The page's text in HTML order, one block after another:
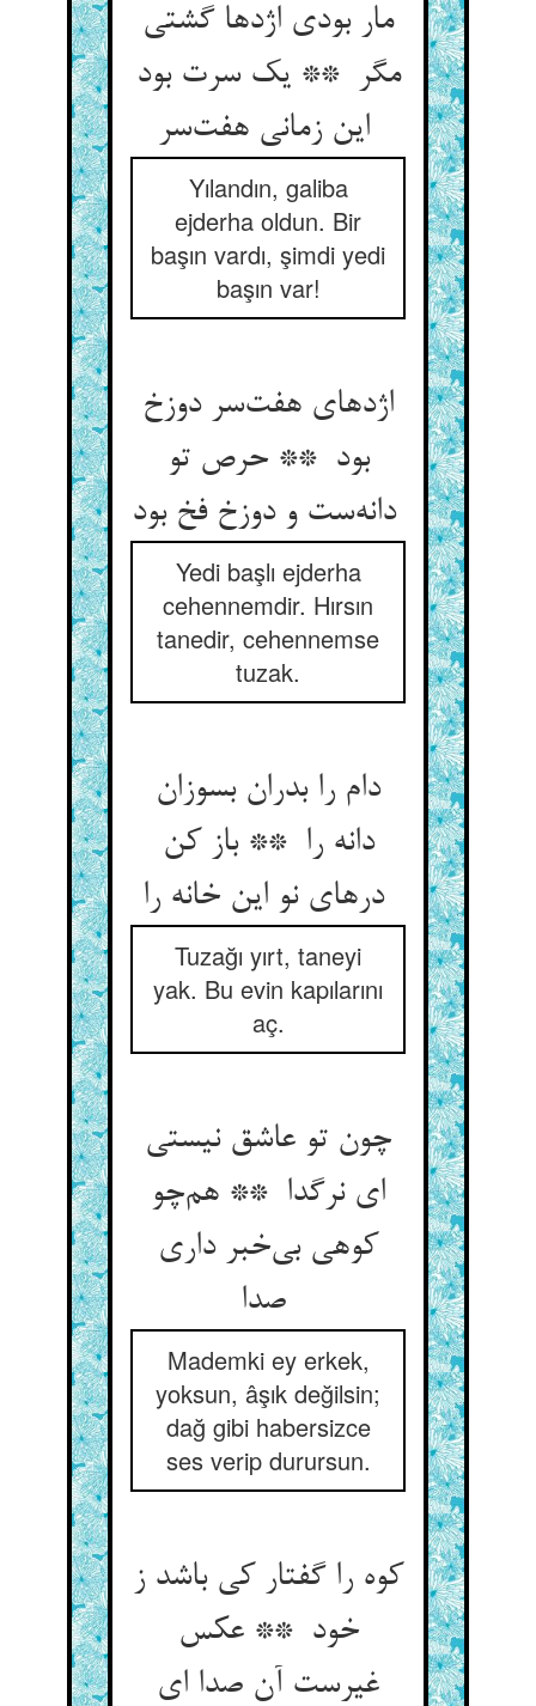
مار بودی اژدها گشتی
مگر ** یک سرت بود
این زمانی هفت‌سر
Yılandın, galiba
ejderha oldun. Bir
başın vardı, şimdi yedi
başın var!
اژدهای هفت‌سر دوزخ
بود ** حرص تو
دانه‌ست و دوزخ فخ بود
Yedi başlı ejderha
cehennemdir. Hırsın
tanedir, cehennemse
tuzak.
دام را بدران بسوزان
دانه را ** باز کن
درهای نو این خانه را
Tuzağı yırt, taneyi
yak. Bu evin kapılarını
aç.
چون تو عاشق نیستی
ای نرگدا ** هم‌چو
کوهی بی‌خبر داری
Mademki ey erkek,
yoksun, âşık değilsin;
dağ gibi habersizce
ses verip durursun.
کوه را گفتار کی باشد ز
خود ** عکس
غیرست آن صدا ای